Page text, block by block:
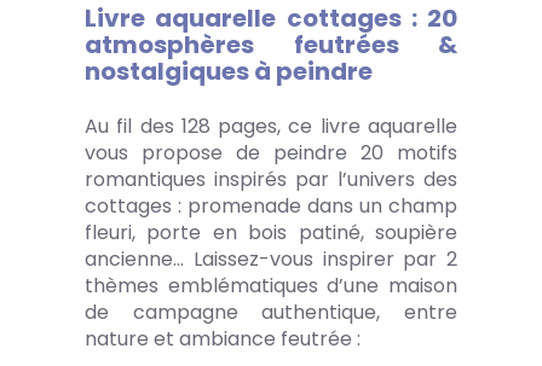
Livre aquarelle cottages : 20
atmosphères feutrées &
nostalgiques à peindre
Au fil des 128 pages, ce livre aquarelle
vous propose de peindre 20 motifs
romantiques inspirés par l’univers des
cottages : promenade dans un champ
fleuri, porte en bois patiné, soupière
ancienne… Laissez-vous inspirer par 2
thèmes emblématiques d’une maison
de campagne authentique, entre
nature et ambiance feutrée :